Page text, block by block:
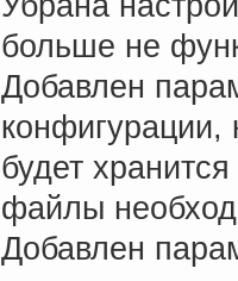
больше не
Добавлен
конфигурации,
будет
файлы
Добавлен